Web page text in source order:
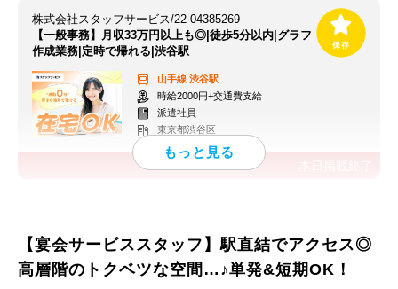
株式会社スタッフサービス/22-04385269
【一般事務】月収33万円以上も◎|徒歩5分以内|グラフ
作成業務|定時で帰れる|渋谷駅
山手線 渋谷駅
時給2000円+交通費支給
派遣社員
東京都渋谷区
【宴会サービススタッフ】駅直結でアクセス◎
高層階のトクベツな空間…♪単発&短期OK！